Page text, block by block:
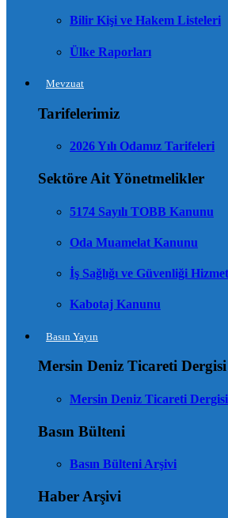
Bilir Kişi ve Hakem Listeleri
Ülke Raporları
Mevzuat
Tarifelerimiz
2026 Yılı Odamız Tarifeleri
Sektöre Ait Yönetmelikler
5174 Sayılı TOBB Kanunu
Oda Muamelat Kanunu
İş Sağlığı ve Güvenliği
Kabotaj Kanunu
Basın Yayın
Mersin Deniz Ticareti Dergisi
Mersin Deniz Ticareti
Basın Bülteni
Basın Bülteni Arşivi
Haber Arşivi